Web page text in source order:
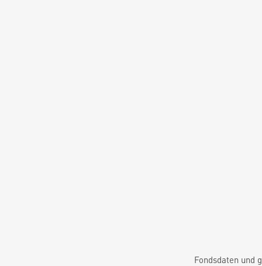
Fondsdaten und